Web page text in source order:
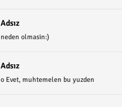
Adsız
neden olmasin:)
Adsız
o Evet, muhtemelen bu yuzden